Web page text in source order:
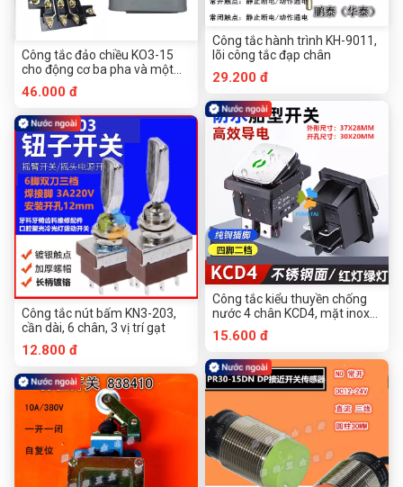
Công tắc đảo chiều KO3-15
cho động cơ ba pha và một
pha
46.000 đ
Công tắc nút bấm KN3-203,
cần dài, 6 chân, 3 vị trí gạt
12.800 đ
Công tắc hành trình KH-9011,
lõi công tắc đạp chân
29.200 đ
Công tắc kiểu thuyền chống
nước 4 chân KCD4, mặt inox
có đèn
15.600 đ